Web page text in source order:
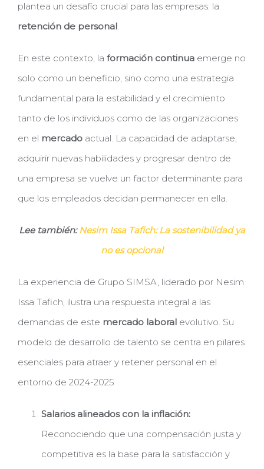
plantea un desafío crucial para las empresas: la
retención de personal.
En este contexto, la formación continua emerge no
solo como un beneficio, sino como una estrategia
fundamental para la estabilidad y el crecimiento
tanto de los individuos como de las organizaciones
en el mercado actual. La capacidad de adaptarse,
adquirir nuevas habilidades y progresar dentro de
una empresa se vuelve un factor determinante para
que los empleados decidan permanecer en ella.
Lee también:Nesim Issa Tafich: La sostenibilidad ya
no es opcional
La experiencia de Grupo SIMSA, liderado por Nesim
Issa Tafich, ilustra una respuesta integral a las
demandas de este mercado laboral evolutivo. Su
modelo de desarrollo de talento se centra en pilares
esenciales para atraer y retener personal en el
entorno de 2024-2025:
Salarios alineados con la inflación:
Reconociendo que una compensación justa y
competitiva es la base para la satisfacción y